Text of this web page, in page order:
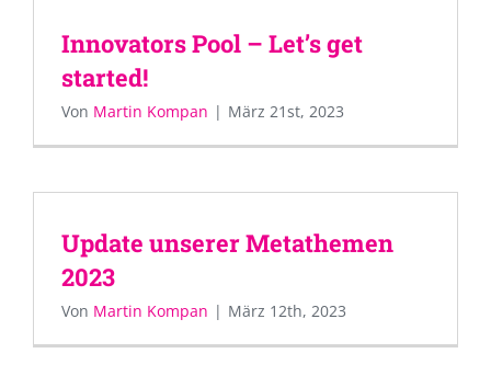
Innovators Pool – Let’s get
started!
Von Martin Kompan | März 21st, 2023
Update unserer Metathemen
2023
Von Martin Kompan | März 12th, 2023